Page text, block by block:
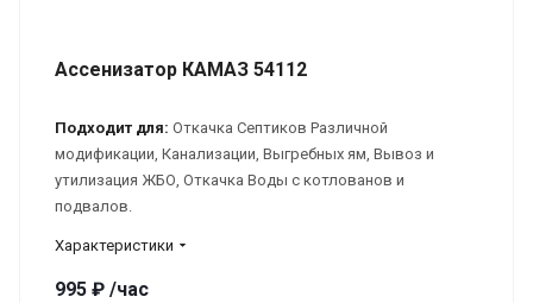
Ассенизатор КАМАЗ 54112
Подходит для: Откачка Септиков Различной
модификации, Канализации, Выгребных ям, Вывоз и
утилизация ЖБО, Откачка Воды с котлованов и
подвалов.
Характеристики
995 ₽ /час